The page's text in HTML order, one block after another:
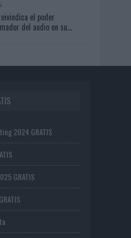
el poder
del audio en su...
2024 GRATIS
GRATIS